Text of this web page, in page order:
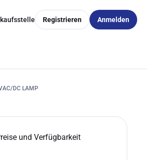
Registrieren Anmelden
DC LAMP
und Verfügbarkeit